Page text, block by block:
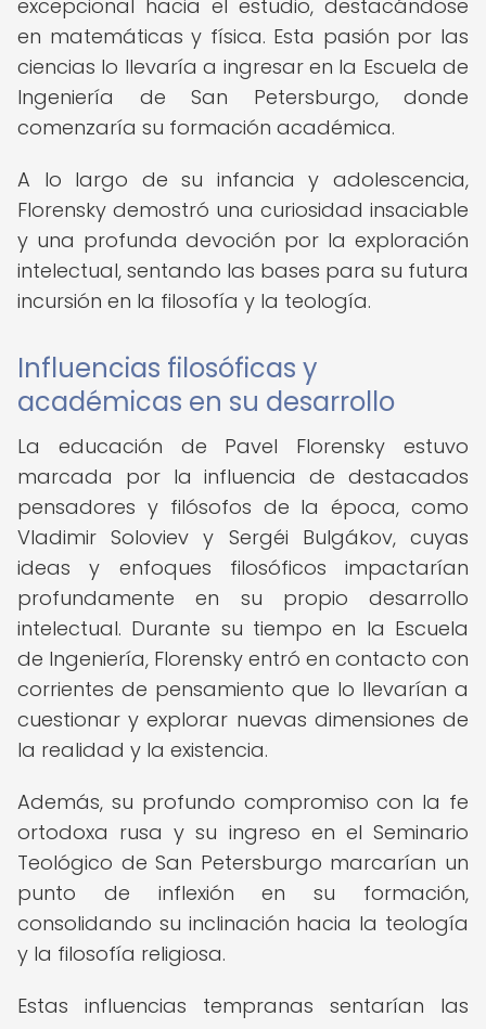
excepcional hacia el estudio, destacándose
en matemáticas y física. Esta pasión por las
ciencias lo llevaría a ingresar en la Escuela de
Ingeniería de San Petersburgo, donde
comenzaría su formación académica.
A lo largo de su infancia y adolescencia,
Florensky demostró una curiosidad insaciable
y una profunda devoción por la exploración
intelectual, sentando las bases para su futura
incursión en la filosofía y la teología.
Influencias filosóficas y
académicas en su desarrollo
La educación de Pavel Florensky estuvo
marcada por la influencia de destacados
pensadores y filósofos de la época, como
Vladimir Soloviev y Sergéi Bulgákov, cuyas
ideas y enfoques filosóficos impactarían
profundamente en su propio desarrollo
intelectual. Durante su tiempo en la Escuela
de Ingeniería, Florensky entró en contacto con
corrientes de pensamiento que lo llevarían a
cuestionar y explorar nuevas dimensiones de
la realidad y la existencia.
Además, su profundo compromiso con la fe
ortodoxa rusa y su ingreso en el Seminario
Teológico de San Petersburgo marcarían un
punto de inflexión en su formación,
consolidando su inclinación hacia la teología
y la filosofía religiosa.
Estas influencias tempranas sentarían las